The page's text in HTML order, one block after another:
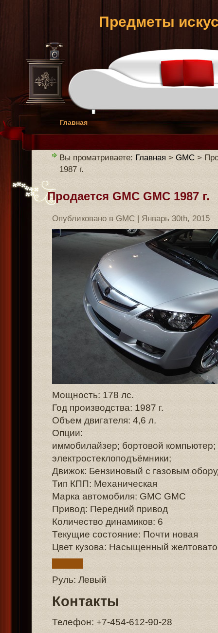
Предметы
Главная
Вы проматриваете: Главная > GMC >
1987 г.
Продается GMC GMC 1987 г.
Опубликовано в GMC | Январь 30th, 2015
Мощность: 178 лс.
Год производства: 1987 г.
Объем двигателя: 4,6 л.
Опции:
иммобилайзер; бортовой компьютер;
электростеклоподъёмники;
Движок: Бензиновый с газовым
Тип КПП: Механическая
Марка автомобиля: GMC GMC
Привод: Передний привод
Количество динамиков: 6
Текущие состояние: Почти новая
Цвет кузова: Насыщенный
Руль: Левый
Контакты
Телефон: +7-454-612-90-28